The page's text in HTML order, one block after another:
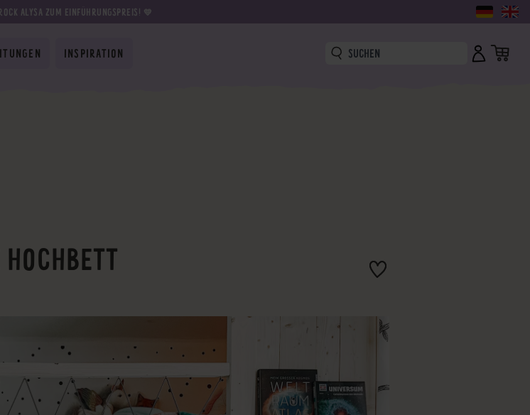
ALYSA ZUM EINFÜHRUNGSPREIS! 💛
INSPIRATION